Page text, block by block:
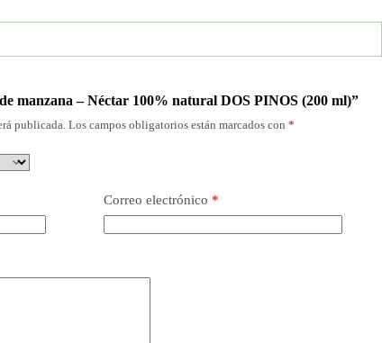
manzana – Néctar 100% natural DOS PINOS (200 ml)”
publicada. Los campos obligatorios están marcados con *
Correo electrónico *